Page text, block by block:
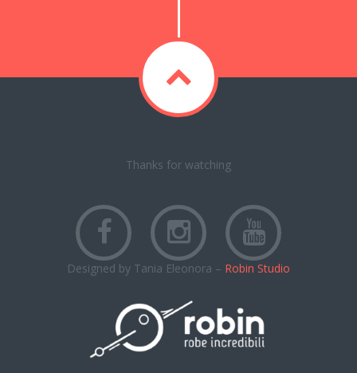
Thanks for watching
Designed by Tania Eleonora – Robin Studio